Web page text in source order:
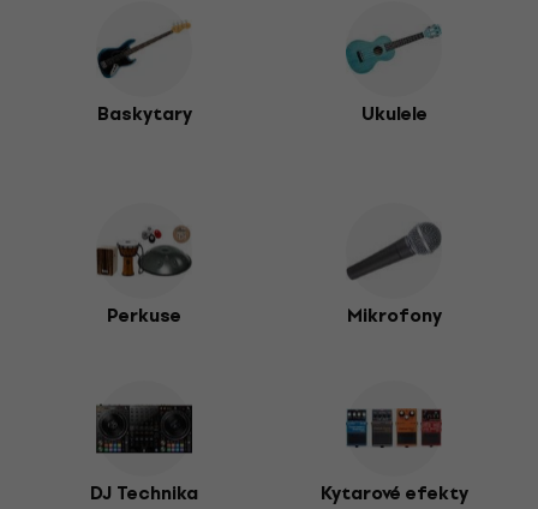
Baskytary Ukulele
Perkuse Mikrofony
DJ Technika Kytarové efekty